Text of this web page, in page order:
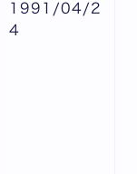
1991/04/2
4